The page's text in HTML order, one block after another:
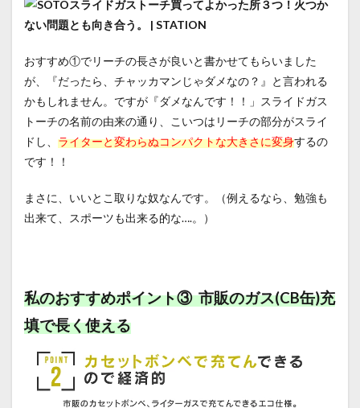
おすすめ①でリーチの長さが良いと書かせてもらいました
が、『だったら、チャッカマンじゃダメなの？』と言われる
かもしれません。ですが『ダメなんです！！」スライドガス
トーチの名前の由来の通り、こいつはリーチの部分がスライ
ドし、 ライターと変わらぬコンパクトな大きさに変身するの
です！！
まさに、いいとこ取りな奴なんです。（例えるなら、勉強も
出来て、スポーツも出来る的な….。）
私のおすすめポイント③ 市販のガス(CB缶)充
填で長く使える